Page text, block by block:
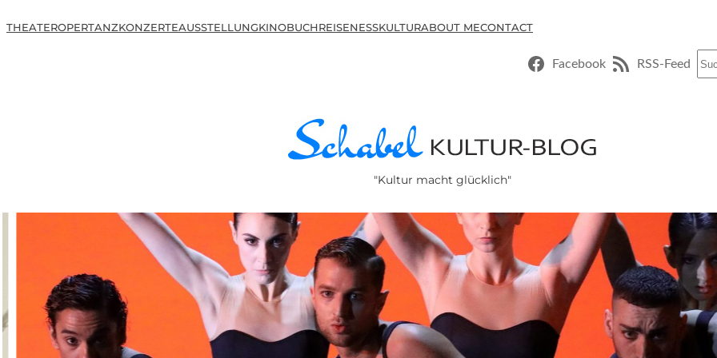
THEATEROPERTANZKONZERTEAUSSTELLUNGKINOBUCHREISENESSKULTURABOUT MECONTACT
Facebook RSS-Feed
"Kultur macht glücklich"